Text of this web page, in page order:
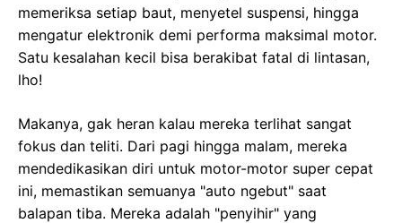
memeriksa setiap baut, menyetel suspensi, hingga
mengatur elektronik demi performa maksimal motor.
Satu kesalahan kecil bisa berakibat fatal di lintasan,
lho!
Makanya, gak heran kalau mereka terlihat sangat
fokus dan teliti. Dari pagi hingga malam, mereka
mendedikasikan diri untuk motor-motor super cepat
ini, memastikan semuanya "auto ngebut" saat
balapan tiba. Mereka adalah "penyihir" yang